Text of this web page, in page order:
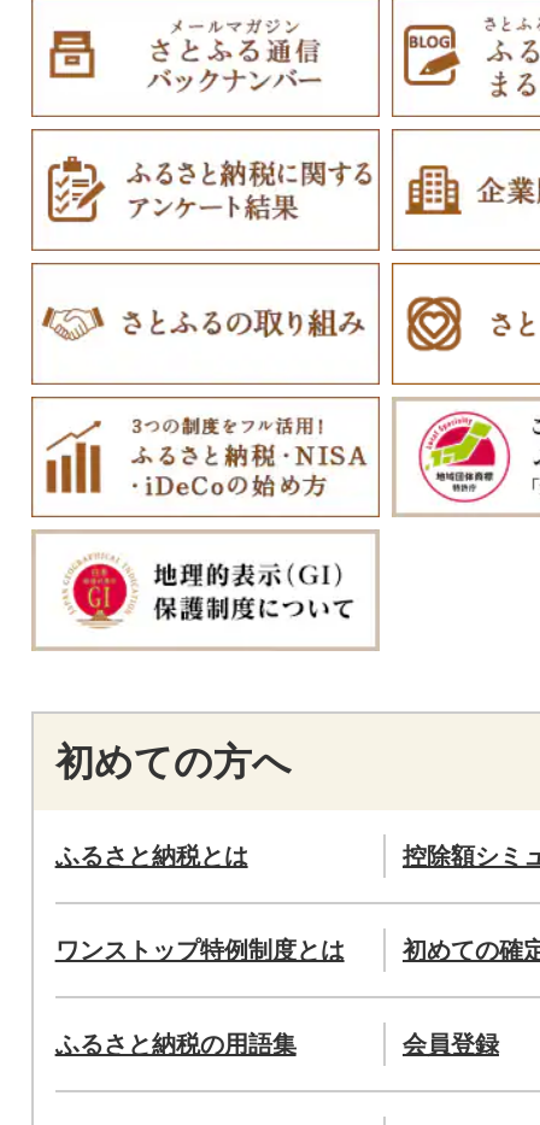
初めての方へ
ふるさと納税とは 控除額シミ
ワンストップ特例制度とは 初めての確
ふるさと納税の用語集 会員登録